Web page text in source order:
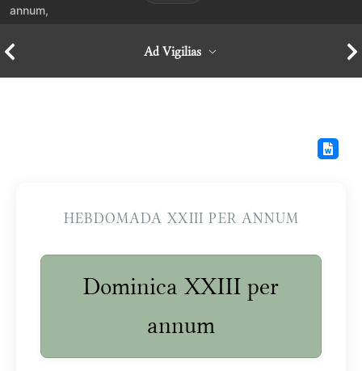
annum,
Ad Vigilias
HEBDOMADA XXIII PER ANNUM
Dominica XXIII per
annum